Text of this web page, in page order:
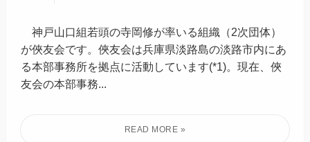
神戸山口組若頭の寺岡修が率いる組織（2次団体）
が俠友会です。俠友会は兵庫県淡路島の淡路市内にあ
る本部事務所を拠点に活動しています(*1)。現在、俠
友会の本部事務...